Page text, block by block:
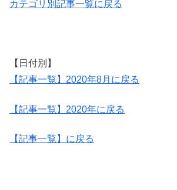
カテゴリ別記事一覧に戻る
【日付別】
【記事一覧】2020年8月に戻る
【記事一覧】2020年に戻る
【記事一覧】に戻る